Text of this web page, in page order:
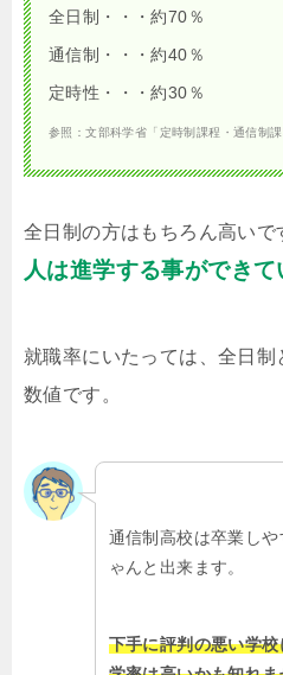
全日制・・・約70％
通信制・・・約40％
定時性・・・約30％
参照：文部科学省「定時制課程・通信制課
全日制の方はもちろん高いで
人は進学する事ができて
就職率にいたっては、全日
数値です。
通信制高校は卒業し
ゃんと出来ます。
下手に評判の悪い学